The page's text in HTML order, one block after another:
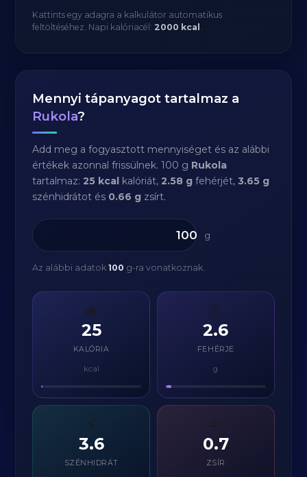
Kattints egy adagra a kalkulátor automatikus
feltöltéséhez. Napi kalóriacél: 2000 kcal .
Mennyi tápanyagot tartalmaz a
Rukola?
Add meg a fogyasztott mennyiséget és az alábbi
értékek azonnal frissülnek. 100 g Rukola
tartalmaz:25 kcal kalóriát,2.58 g fehérjét,3.65 g
szénhidrátot és 0.66 g zsírt.
g
Az alábbi adatok100 g-ra vonatkoznak.
🔥
25
KALÓRIA
kcal
💪
2.6
FEHÉRJE
g
⚡
3.6
SZÉNHIDRÁT
0.7
ZSÍR